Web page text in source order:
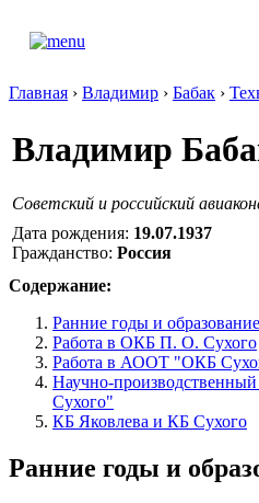
Главная › Владимир › Бабак ›
Владимир
Советский и российский
Дата рождения: 19.07.1937
Гражданство: Россия
Содержание:
Ранние годы и образование
Работа в ОКБ П. О. Сухого
Работа в АООТ "ОКБ
Научно-
Сухого"
КБ Яковлева и КБ Сухого
Ранние годы и